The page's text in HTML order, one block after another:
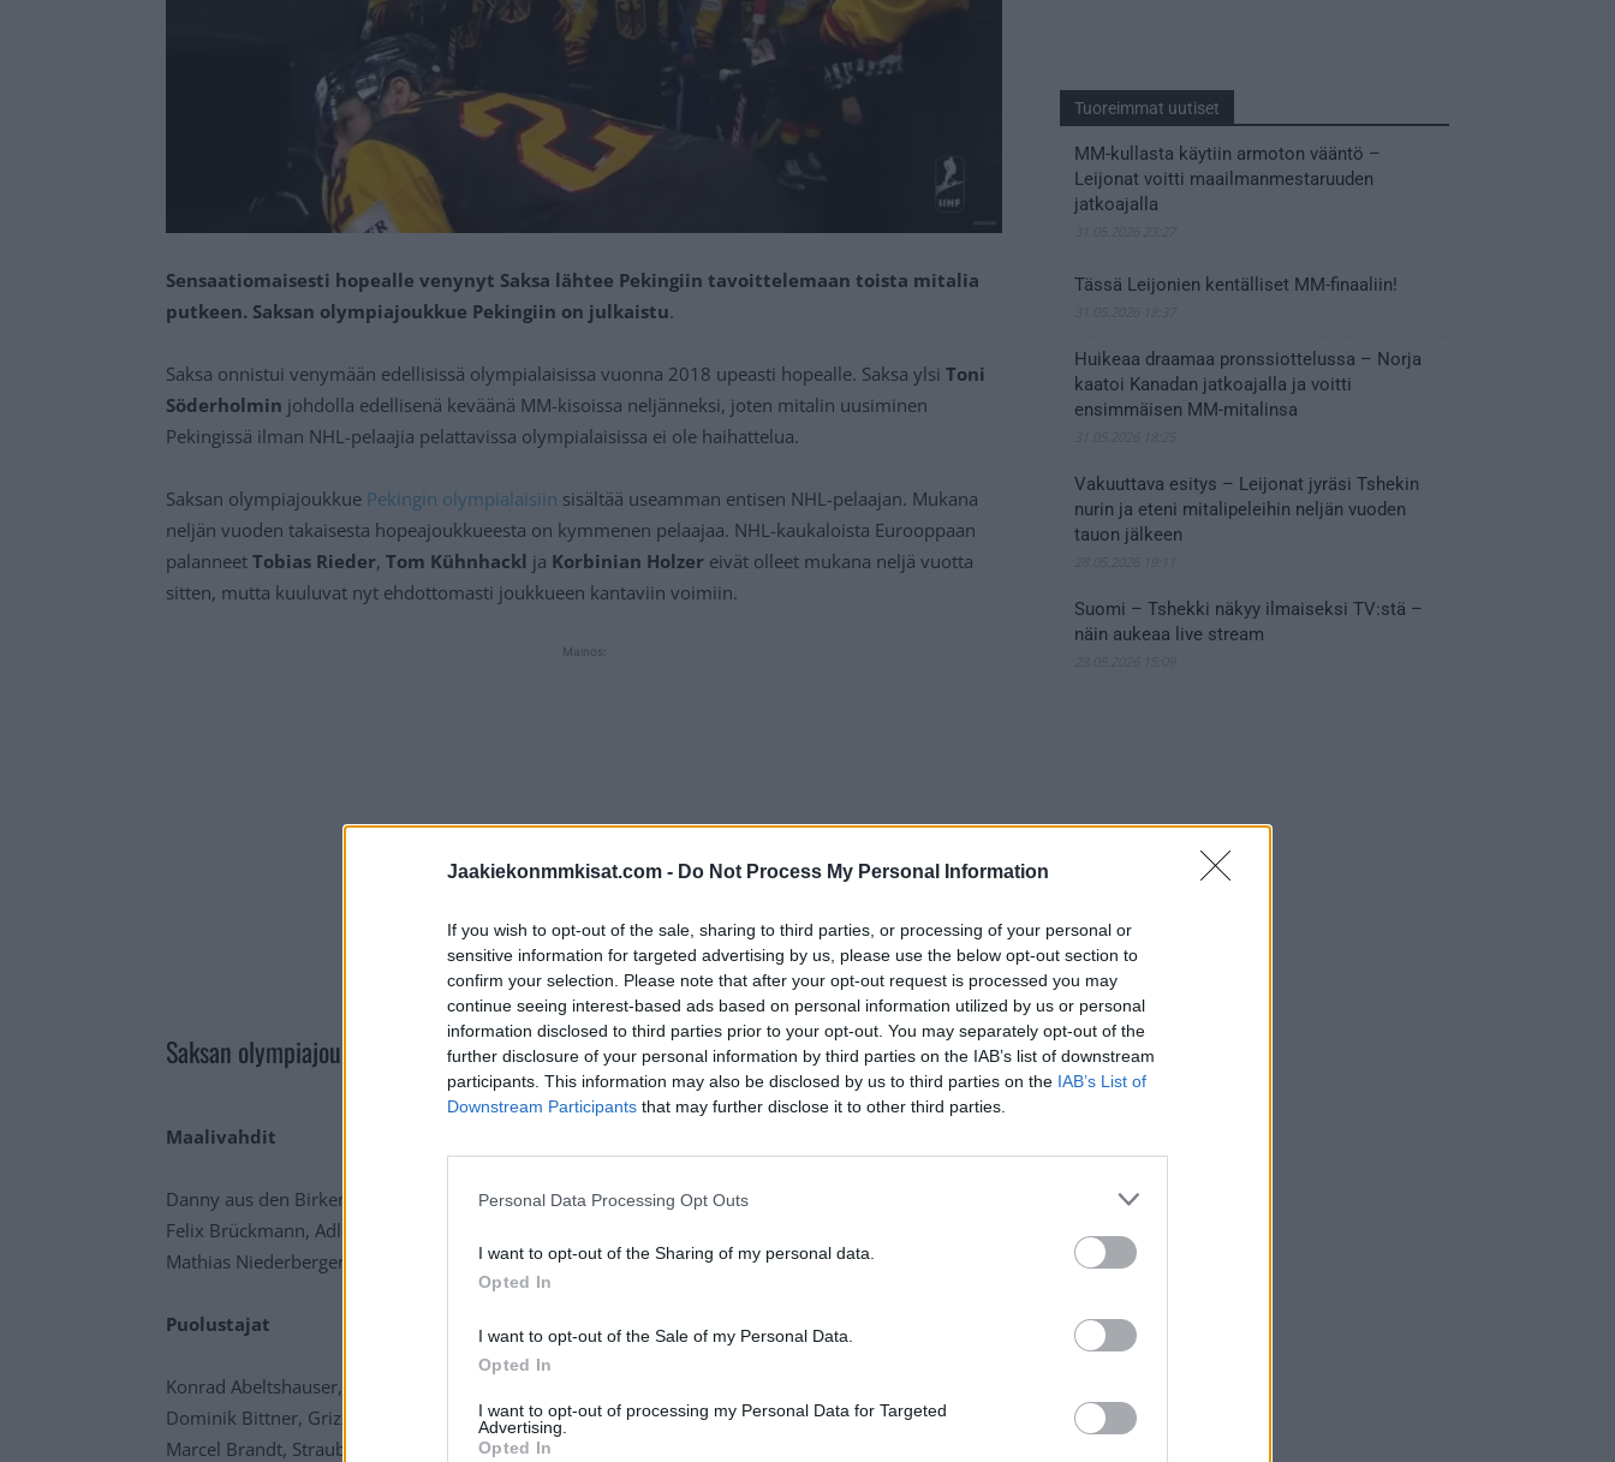
Jaakiekonmmkisat.com - Do Not Process My Personal Information
If you wish to opt-out of the sale, sharing to third parties, or processing of your personal or
sensitive information for targeted advertising by us, please use the below opt-out section to
confirm your selection. Please note that after your opt-out request is processed you may
continue seeing interest-based ads based on personal information utilized by us or personal
information disclosed to third parties prior to your opt-out. You may separately opt-out of the
further disclosure of your personal information by third parties on the IAB’s list of downstream
participants. This information may also be disclosed by us to third parties on the IAB’s List of
Downstream Participants that may further disclose it to other third parties.
Personal Data Processing Opt Outs
I want to opt-out of the Sharing of my personal data.
Opted In
I want to opt-out of the Sale of my Personal Data.
Opted In
I want to opt-out of processing my Personal Data for Targeted
Advertising.
Opted In
Sensaatiomaisesti hopealle venynyt Saksa lähtee Pekingiin tavoittelemaan toista mitalia
putkeen. Saksan olympiajoukkue Pekingiin on julkaistu.
Saksa onnistui venymään edellisissä olympialaisissa vuonna 2018 upeasti hopealle. Saksa ylsi Toni
Söderholmin johdolla edellisenä keväänä MM-kisoissa neljänneksi, joten mitalin uusiminen
Pekingissä ilman NHL-pelaajia pelattavissa olympialaisissa ei ole haihattelua.
Saksan olympiajoukkue Pekingin olympialaisiin sisältää useamman entisen NHL-pelaajan. Mukana
neljän vuoden takaisesta hopeajoukkueesta on kymmenen pelaajaa. NHL-kaukaloista Eurooppaan
palanneet Tobias Rieder, Tom Kühnhackl ja Korbinian Holzer eivät olleet mukana neljä vuotta
sitten, mutta kuuluvat nyt ehdottomasti joukkueen kantaviin voimiin.
Mainos:
Saksan olympiajoukkue Pekingiin 2022:
Maalivahdit
Danny aus den Birken, Red Bull München
Felix Brückmann, Adler Mannheim
Mathias Niederberger, Eisbären Berlin
Puolustajat
Konrad Abeltshauser, Red Bull München
Dominik Bittner, Grizzlys Wolfsburg
Marcel Brandt, Straubing Tigers
Tuoreimmat uutiset
MM-kullasta käytiin armoton vääntö –
Leijonat voitti maailmanmestaruuden
jatkoajalla
Tässä Leijonien kentälliset MM-finaaliin!
Huikeaa draamaa pronssiottelussa – Norja
kaatoi Kanadan jatkoajalla ja voitti
ensimmäisen MM-mitalinsa
Vakuuttava esitys – Leijonat jyräsi Tshekin
nurin ja eteni mitalipeleihin neljän vuoden
tauon jälkeen
Suomi – Tshekki näkyy ilmaiseksi TV:stä –
näin aukeaa live stream